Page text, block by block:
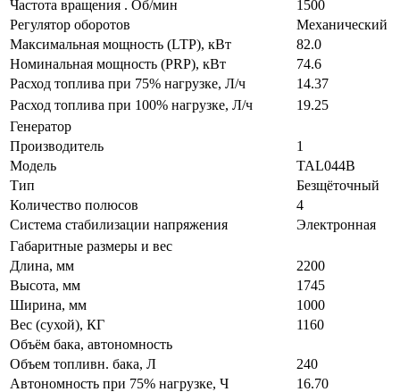
Частота вращения . Об/мин
1500
Регулятор оборотов
Механический
Максимальная мощность (LTP), кВт
82.0
Номинальная мощность (PRP), кВт
74.6
Расход топлива при 75% нагрузке, Л/ч
14.37
Расход топлива при 100% нагрузке, Л/ч
19.25
Генератор
Производитель
1
Модель
TAL044B
Тип
Безщёточный
Количество полюсов
4
Система стабилизации напряжения
Электронная
Габаритные размеры и вес
Длина, мм
2200
Высота, мм
1745
Ширина, мм
1000
Вес (сухой), КГ
1160
Объём бака, автономность
Объем топливн. бака, Л
240
Автономность при 75% нагрузке, Ч
16.70